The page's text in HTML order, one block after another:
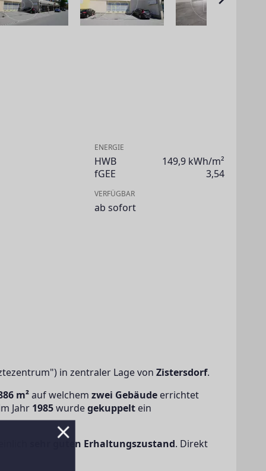
ENERGIE
HWB
149,9 kWh/m²
fGEE
3,54
VERFÜGBAR
ab sofort
in zentraler Lage von Zistersdorf.
m² auf welchem zwei Gebäude errichtet
Jahr 1985 wurde gekuppelt ein
sehr guten Erhaltungszustand. Direkt